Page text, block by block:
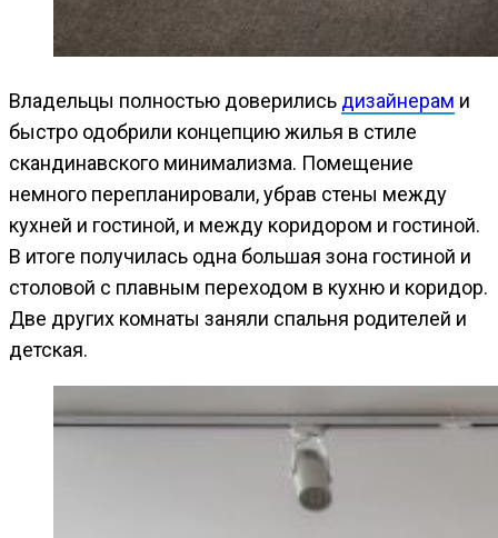
Владельцы полностью доверились дизайнерам и
быстро одобрили концепцию жилья в стиле
скандинавского минимализма. Помещение
немного перепланировали, убрав стены между
кухней и гостиной, и между коридором и гостиной.
В итоге получилась одна большая зона гостиной и
столовой с плавным переходом в кухню и коридор.
Две других комнаты заняли спальня родителей и
детская.